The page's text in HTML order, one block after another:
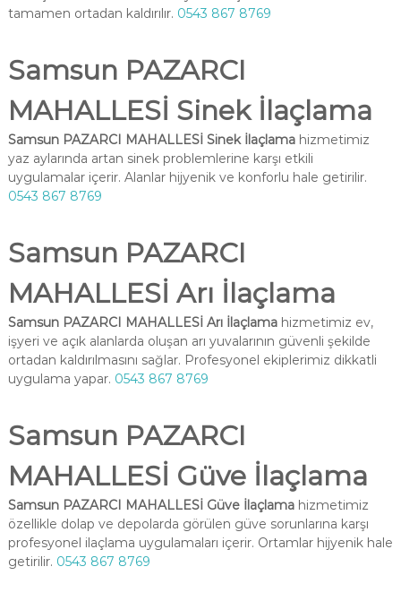
tamamen ortadan kaldırılır. 0543 867 8769
Samsun PAZARCI
MAHALLESİ Sinek İlaçlama
Samsun PAZARCI MAHALLESİ Sinek İlaçlamahizmetimiz
yaz aylarında artan sinek problemlerine karşı etkili
uygulamalar içerir. Alanlar hijyenik ve konforlu hale getirilir.
0543 867 8769
Samsun PAZARCI
MAHALLESİ Arı İlaçlama
Samsun PAZARCI MAHALLESİ Arı İlaçlamahizmetimiz ev,
işyeri ve açık alanlarda oluşan arı yuvalarının güvenli şekilde
ortadan kaldırılmasını sağlar. Profesyonel ekiplerimiz dikkatli
uygulama yapar. 0543 867 8769
Samsun PAZARCI
MAHALLESİ Güve İlaçlama
Samsun PAZARCI MAHALLESİ Güve İlaçlamahizmetimiz
özellikle dolap ve depolarda görülen güve sorunlarına karşı
profesyonel ilaçlama uygulamaları içerir. Ortamlar hijyenik hale
getirilir. 0543 867 8769